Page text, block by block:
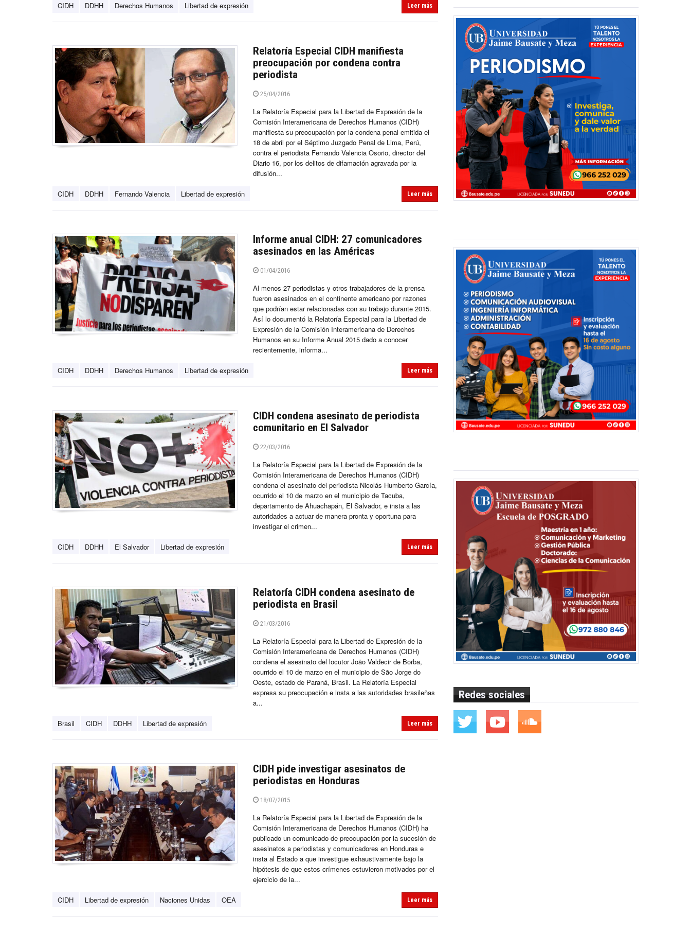
CIDH DDHH Derechos Humanos Libertad de expresión Leer más
Relatoría Especial CIDH manifiesta
preocupación por condena contra
periodista
25/04/2016
La Relatoría Especial para la Libertad de Expresión de la
Comisión Interamericana de Derechos Humanos (CIDH)
manifiesta su preocupación por la condena penal emitida el
18 de abril por el Séptimo Juzgado Penal de Lima, Perú,
contra el periodista Fernando Valencia Osorio, director del
Diario 16, por los delitos de difamación agravada por la
difusión...
CIDH DDHH Fernando Valencia Libertad de expresión Leer más
Informe anual CIDH: 27 comunicadores
asesinados en las Américas
01/04/2016
Al menos 27 periodistas y otros trabajadores de la prensa
fueron asesinados en el continente americano por razones
que podrían estar relacionadas con su trabajo durante 2015.
Así lo documentó la Relatoría Especial para la Libertad de
Expresión de la Comisión Interamericana de Derechos
Humanos en su Informe Anual 2015 dado a conocer
recientemente, informa...
CIDH DDHH Derechos Humanos Libertad de expresión Leer más
CIDH condena asesinato de periodista
comunitario en El Salvador
22/03/2016
La Relatoría Especial para la Libertad de Expresión de la
Comisión Interamericana de Derechos Humanos (CIDH)
condena el asesinato del periodista Nicolás Humberto García,
ocurrido el 10 de marzo en el municipio de Tacuba,
departamento de Ahuachapán, El Salvador, e insta a las
autoridades a actuar de manera pronta y oportuna para
investigar el crimen...
CIDH DDHH El Salvador Libertad de expresión Leer más
Relatoría CIDH condena asesinato de
periodista en Brasil
21/03/2016
La Relatoría Especial para la Libertad de Expresión de la
Comisión Interamericana de Derechos Humanos (CIDH)
condena el asesinato del locutor João Valdecir de Borba,
ocurrido el 10 de marzo en el municipio de São Jorge do
Oeste, estado de Paraná, Brasil. La Relatoría Especial
expresa su preocupación e insta a las autoridades brasileñas
a...
Brasil CIDH DDHH Libertad de expresión Leer más
CIDH pide investigar asesinatos de
periodistas en Honduras
18/07/2015
La Relatoría Especial para la Libertad de Expresión de la
Comisión Interamericana de Derechos Humanos (CIDH) ha
publicado un comunicado de preocupación por la sucesión de
asesinatos a periodistas y comunicadores en Honduras e
insta al Estado a que investigue exhaustivamente bajo la
hipótesis de que estos crímenes estuvieron motivados por el
ejercicio de la...
CIDH Libertad de expresión Naciones Unidas OEA Leer más
Redes sociales